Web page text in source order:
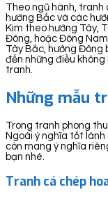
Theo ngũ hành, tranh
hướng Bắc và các
Kim theo hướng Tây,
Đông, hoặc Đông
Tây Bắc, hướng Đông
đến những điều
tranh.
Những mẫu
Trong tranh phong
Ngoài ý nghĩa tốt
còn mang ý nghĩa
bạn nhé.
Tranh cá chép